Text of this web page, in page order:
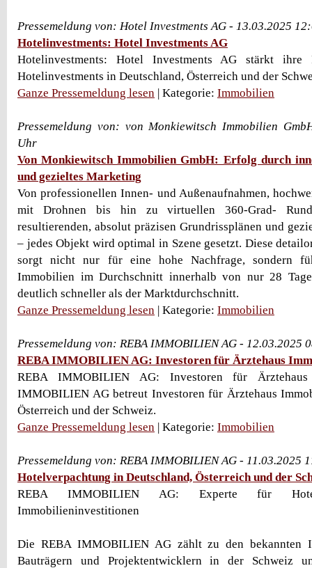
Pressemeldung von: Hotel Investments AG - 13.03.2025
Hotelinvestments: Hotel Investments AG
Hotelinvestments: Hotel Investments AG stärkt ihre
Hotelinvestments in Deutschland, Österreich und der
Ganze Pressemeldung lesen | Kategorie: Immobilien
Pressemeldung von: von Monkiewitsch Immobilien
Uhr
Von Monkiewitsch Immobilien GmbH: Erfolg durch
und gezieltes Marketing
Von professionellen Innen- und Außenaufnahmen,
mit Drohnen bis hin zu virtuellen 360-Grad-
resultierenden, absolut präzisen Grundrissplänen und
– jedes Objekt wird optimal in Szene gesetzt. Diese
sorgt nicht nur für eine hohe Nachfrage, sondern
Immobilien im Durchschnitt innerhalb von nur 28
deutlich schneller als der Marktdurchschnitt.
Ganze Pressemeldung lesen | Kategorie: Immobilien
Pressemeldung von: REBA IMMOBILIEN AG - 12.03.2025
REBA IMMOBILIEN AG: Investoren für Ärztehaus
REBA IMMOBILIEN AG: Investoren für
IMMOBILIEN AG betreut Investoren für Ärztehaus
Österreich und der Schweiz.
Ganze Pressemeldung lesen | Kategorie: Immobilien
Pressemeldung von: REBA IMMOBILIEN AG - 11.03.2025
Hotelverpachtung in Deutschland, Österreich und der
REBA IMMOBILIEN AG: Experte für
Immobilieninvestitionen
Die REBA IMMOBILIEN AG zählt zu den bekannten
Bauträgern und Projektentwicklern in der Schweiz